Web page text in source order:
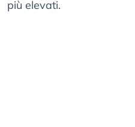
più elevati.